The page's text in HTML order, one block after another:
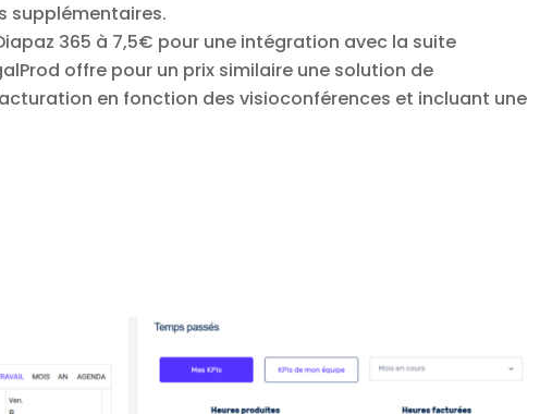
supplémentaires.
365 à 7,5€ pour une intégration avec la suite
offre pour un prix similaire une solution de
en fonction des visioconférences et incluant une